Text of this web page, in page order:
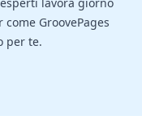
lavora giorno
GroovePages
per te.